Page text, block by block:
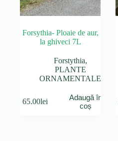
Forsythia- Ploaie de aur,
la ghiveci 7L
Forstythia,
PLANTE
ORNAMENTALE
65.00lei
Adaugă în
coș